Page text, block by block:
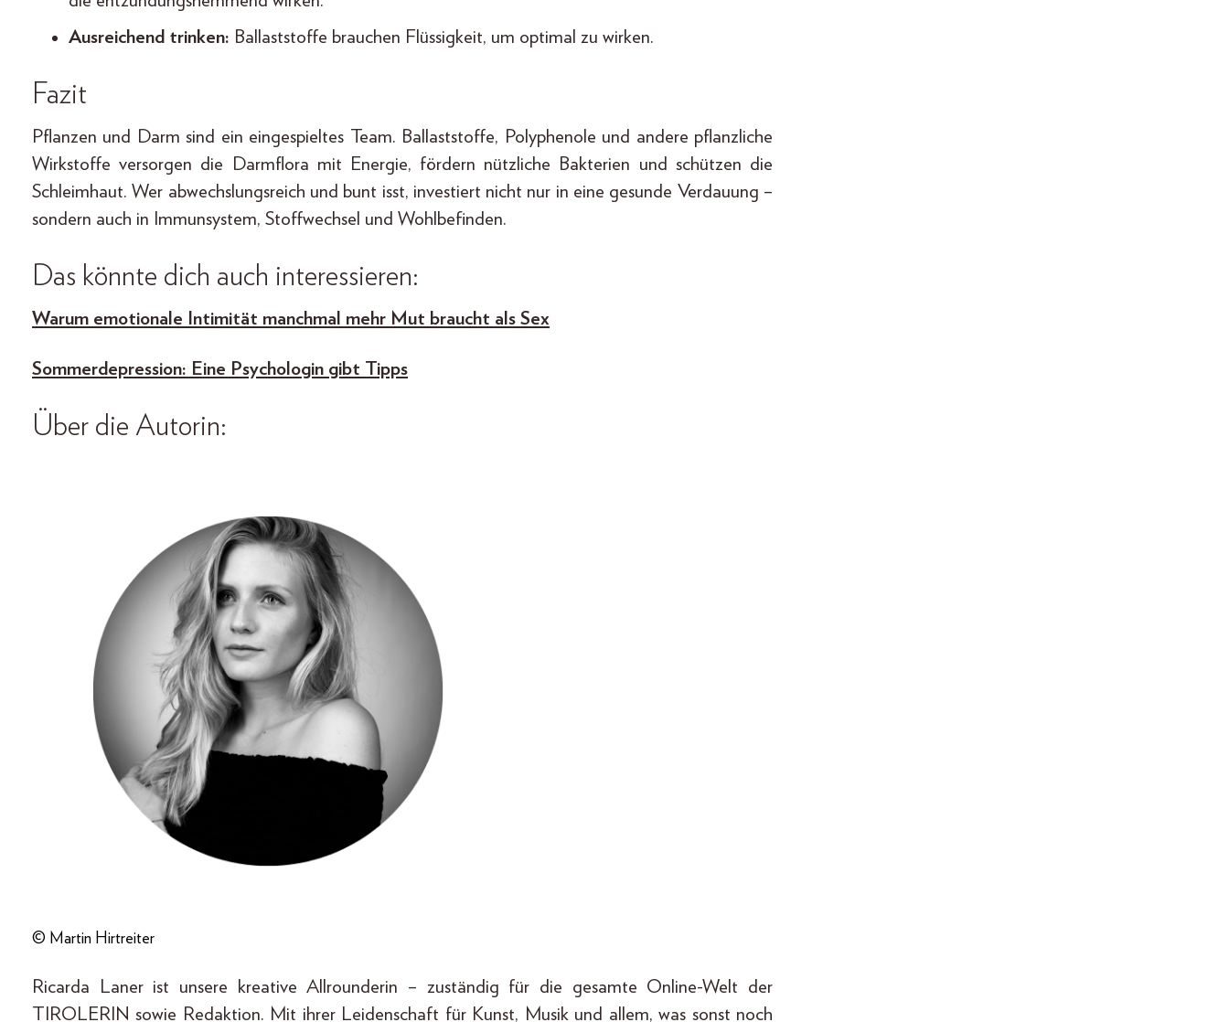
Ausreichend trinken: Ballaststoffe brauchen Flüssigkeit, um optimal zu wirken.
Fazit
Pflanzen und Darm sind ein eingespieltes Team. Ballaststoffe, Polyphenole und andere pflanzliche
Wirkstoffe versorgen die Darmflora mit Energie, fördern nützliche Bakterien und schützen die
Schleimhaut. Wer abwechslungsreich und bunt isst, investiert nicht nur in eine gesunde Verdauung –
sondern auch in Immunsystem, Stoffwechsel und Wohlbefinden.
Das könnte dich auch interessieren:
Warum emotionale Intimität manchmal mehr Mut braucht als Sex
Sommerdepression: Eine Psychologin gibt Tipps
Über die Autorin:
© Martin Hirtreiter
Ricarda Laner ist unsere kreative Allrounderin – zuständig für die gesamte Online-Welt der
TIROLERIN sowie Redaktion. Mit ihrer Leidenschaft für Kunst, Musik und allem, was sonst noch